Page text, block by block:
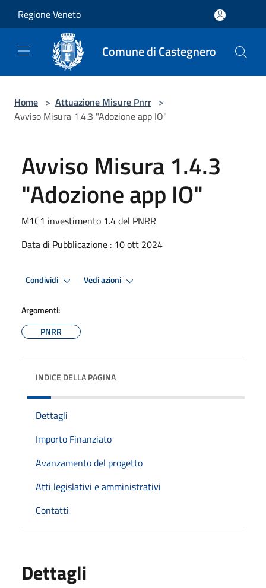
Regione Veneto
Comune di Castegnero
Home > Attuazione Misure Pnrr >
Avviso Misura 1.4.3 "Adozione app IO"
Avviso Misura 1.4.3
"Adozione app IO"
M1C1 investimento 1.4 del PNRR
Data di Pubblicazione : 10 ott 2024
Condividi Vedi azioni
Argomenti:
PNRR
INDICE DELLA PAGINA
Dettagli
Importo Finanziato
Avanzamento del progetto
Atti legislativi e amministrativi
Contatti
Dettagli